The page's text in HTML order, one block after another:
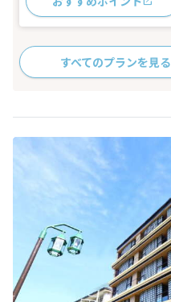
すべてのプランを見る